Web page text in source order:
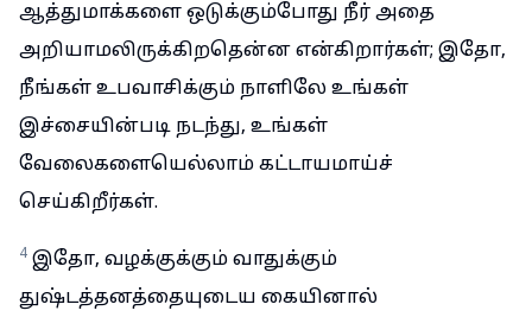
ஆத்துமாக்களை ஒடுக்கும்போது நீர் அதை
அறியாமலிருக்கிறதென்ன என்கிறார்கள்; இதோ,
நீங்கள் உபவாசிக்கும் நாளிலே உங்கள்
இச்சையின்படி நடந்து, உங்கள்
வேலைகளையெல்லாம் கட்டாயமாய்ச்
செய்கிறீர்கள்.
4 இதோ, வழக்குக்கும் வாதுக்கும்
துஷ்டத்தனத்தையுடைய கையினால்